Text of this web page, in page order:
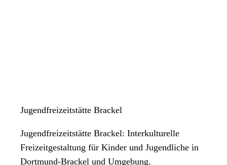
Jugendfreizeitstätte Brackel
Jugendfreizeitstätte Brackel: Interkulturelle
Freizeitgestaltung für Kinder und Jugendliche in
Dortmund-Brackel und Umgebung.